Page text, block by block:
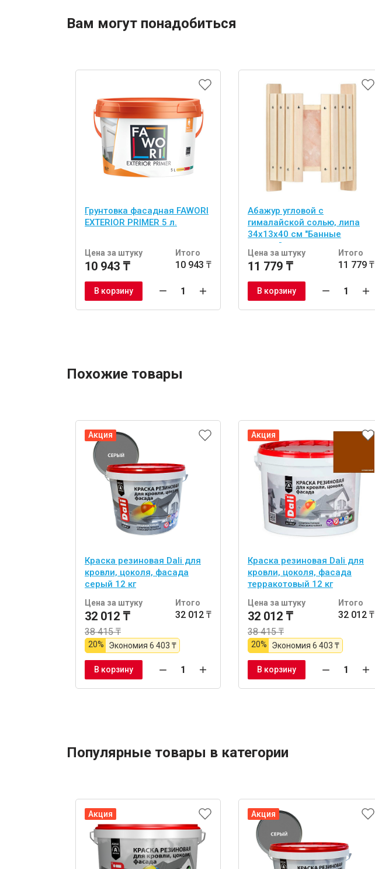
Вам могут понадобиться
Грунтовка фасадная FAWORI
EXTERIOR PRIMER 5 л.
Цена за штуку
10 943 ₸
Итого
10 943 ₸
В корзину
Абажур угловой с
гималайской солью, липа
34х13х40 см "Банные
штучки"
Цена за штуку
11 779 ₸
Итого
11 779 ₸
В корзину
Похожие товары
Краска резиновая Dali для
кровли, цоколя, фасада
серый 12 кг
Цена за штуку
32 012 ₸
Итого
32 012 ₸
38 415 ₸
20% Экономия 6 403 ₸
В корзину
Акция
Краска резиновая Dali для
кровли, цоколя, фасада
терракотовый 12 кг
Цена за штуку
32 012 ₸
Итого
32 012 ₸
38 415 ₸
20% Экономия 6 403 ₸
В корзину
Акция
Популярные товары в категории
Акция Акция